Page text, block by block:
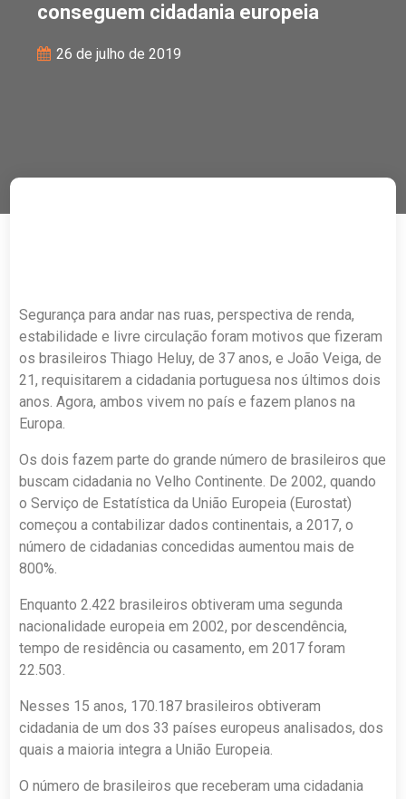
conseguem cidadania europeia
26 de julho de 2019
Segurança para andar nas ruas, perspectiva de renda,
estabilidade e livre circulação foram motivos que fizeram
os brasileiros Thiago Heluy, de 37 anos, e João Veiga, de
21, requisitarem a cidadania portuguesa nos últimos dois
anos. Agora, ambos vivem no país e fazem planos na
Europa.
Os dois fazem parte do grande número de brasileiros que
buscam cidadania no Velho Continente. De 2002, quando
o Serviço de Estatística da União Europeia (Eurostat)
começou a contabilizar dados continentais, a 2017, o
número de cidadanias concedidas aumentou mais de
800%.
Enquanto 2.422 brasileiros obtiveram uma segunda
nacionalidade europeia em 2002, por descendência,
tempo de residência ou casamento, em 2017 foram
22.503.
Nesses 15 anos, 170.187 brasileiros obtiveram
cidadania de um dos 33 países europeus analisados, dos
quais a maioria integra a União Europeia.
O número de brasileiros que receberam uma cidadania